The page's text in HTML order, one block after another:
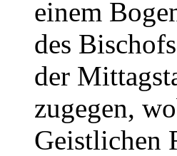
einem
des
der
zugegen,
Geistlichen